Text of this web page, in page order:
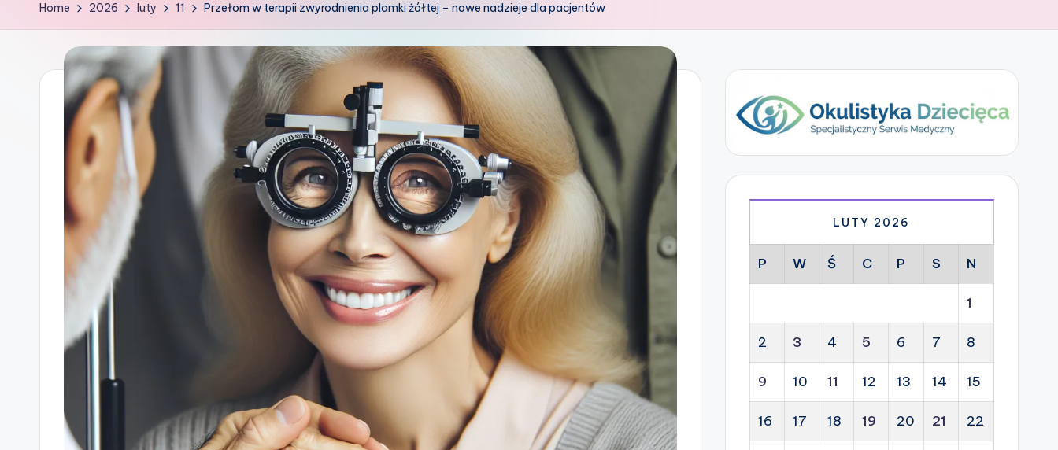
k
w
G
w
Home 2026 luty 11 Przełom w terapii zwyrodnienia plamki żółtej – nowe nadzieje dla pacjentów
LUTY 2026
P W Ś C P S N
1
2 3 4 5 6 7 8
9 10 11 12 13 14 15
16 17 18 19 20 21 22